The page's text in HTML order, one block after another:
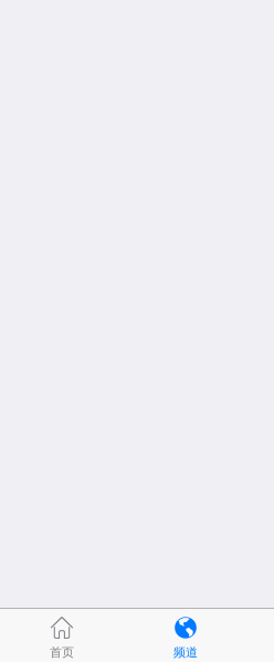
首页 频道